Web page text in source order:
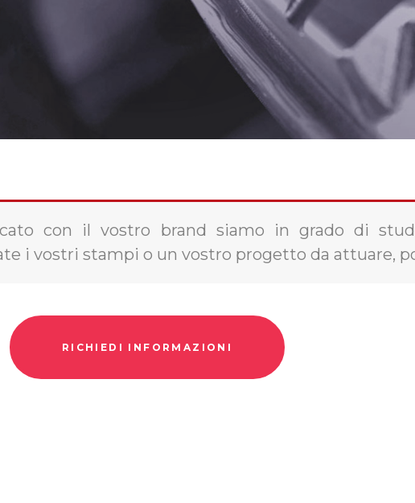
con il vostro brand siamo in grado di
i vostri stampi o un vostro progetto da attuare,
RICHIEDI INFORMAZIONI